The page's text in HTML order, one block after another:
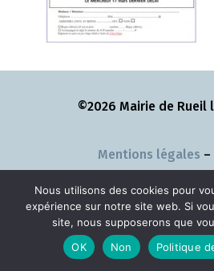
©2026 Mairie de Rueil
Mentions légales –
Nous utilisons des cookies pour
expérience sur notre site web. Si
site, nous supposerons que
OK
Non Politique